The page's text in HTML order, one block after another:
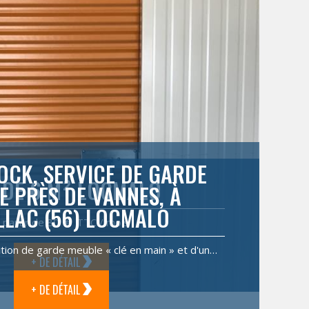
6 M² LOCMALO
partir de 80 € TTC / mois
+ DE DÉTAIL
SERVICE DE GARDE
PRÈS DE VANNES, À
(56) LOCMALO
de garde meuble « clé en main » et d'un…
+ DE DÉTAIL